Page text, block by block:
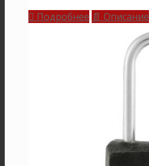
 Подробнее 📄 Описание